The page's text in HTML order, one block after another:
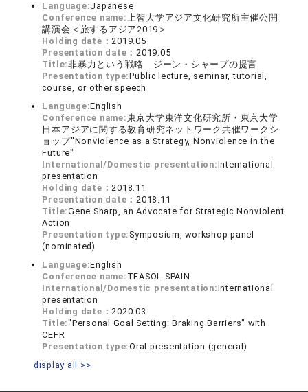
Language:Japanese
Conference name:上智大学アジア文化研究所主催公開
講演会＜旅するアジア2019＞
Holding date：2019.05
Presentation date：2019.05
Title:非暴力という戦略 ジーン・シャープの提言
Presentation type:Public lecture, seminar, tutorial,
course, or other speech
Language:English
Conference name:東京大学東洋文化研究所・東京大学
日本アジアに関する教育研究ネットワーク共催ワークシ
ョップ"Nonviolence as a Strategy, Nonviolence in the
Future"
International/Domestic presentation:International
presentation
Holding date：2018.11
Presentation date：2018.11
Title:Gene Sharp, an Advocate for Strategic Nonviolent
Action
Presentation type: Symposium, workshop panel
(nominated)
Language:English
Conference name: TEASOL-SPAIN
International/Domestic presentation:International
presentation
Holding date：2020.03
Title:"Personal Goal Setting: Braking Barriers" with
CEFR
Presentation type:Oral presentation (general)
display all >>